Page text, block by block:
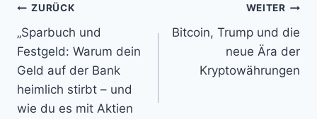
Beitragsnavigation
ZURÜCK
„Sparbuch und
Festgeld: Warum dein
Geld auf der Bank
heimlich stirbt – und
wie du es mit Aktien
WEITER
Bitcoin, Trump und die
neue Ära der
Kryptowährungen